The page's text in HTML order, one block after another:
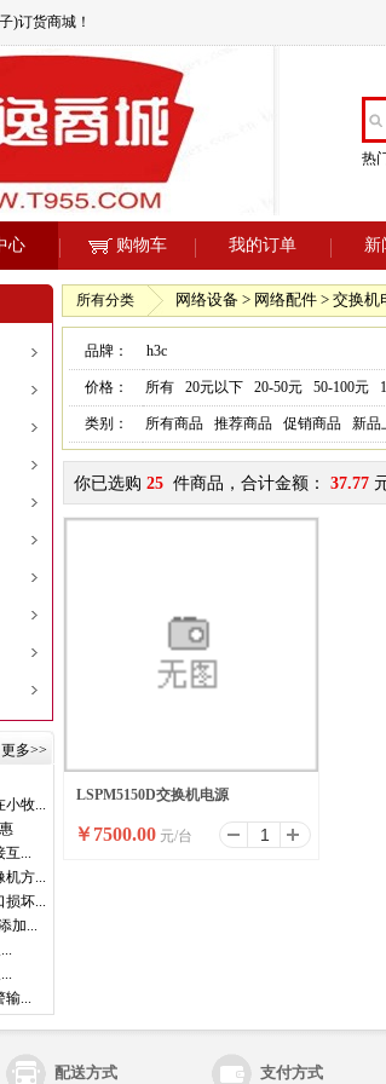
)订货商城！
热
心 购物车 我的订单 新
更多>>
小牧...
互...
机方...
损坏...
加...
输...
所有分类 网络设备 > 网络配件 > 交换机
品牌： h3c
价格： 所有 20元以下 20-50元 50-100元
类别： 所有商品 推荐商品 促销商品 新品
你已选购 25 件商品，合计金额： 37.77
LSPM5150D交换机电源
￥7500.00 元/台
配送方式 支付方式